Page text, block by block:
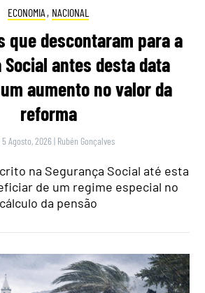
ECONOMIA , NACIONAL
que descontaram para a
Social antes desta data
aumento no valor da
reforma
5 Agosto, 2026 | Rubén Gonçalves
na Segurança Social até esta
de um regime especial no
cálculo da pensão